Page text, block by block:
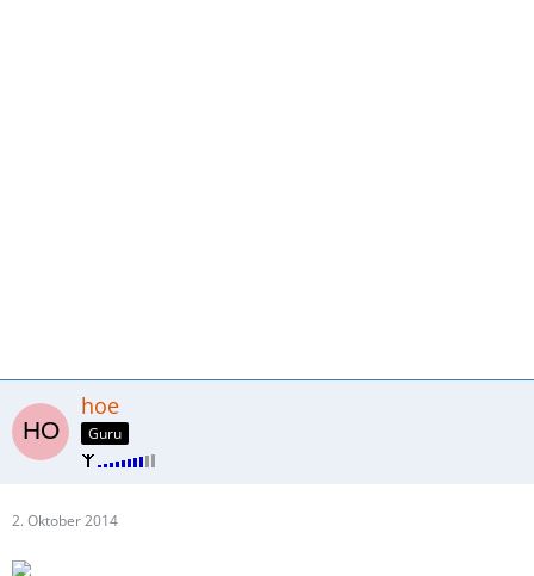
hoe
Guru
2. Oktober 2014